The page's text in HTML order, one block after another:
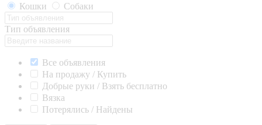
Кошки
Собаки
Тип объявления
Все объявления
На продажу / Купить
Добрые руки / Взять бесплатно
Вязка
Потерялись / Найдены